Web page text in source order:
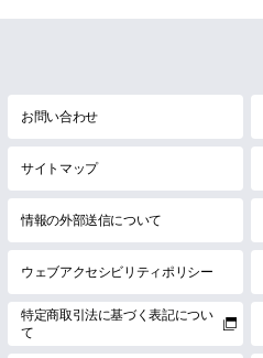
お問い合わせ
サイトマップ
情報の外部送信について
ウェブアクセシビリティポリシー
特定商取引法に基づく表記につい
て